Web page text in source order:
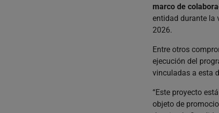
marco de
entidad durante la
2026.
Entre otros
ejecución del
vinculadas a esta
“Este proyecto
objeto de